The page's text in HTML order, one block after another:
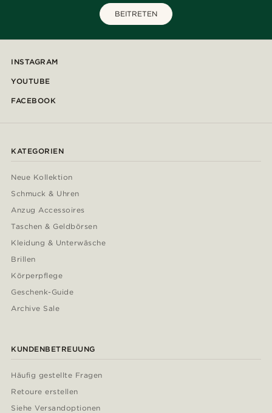
BEITRETEN
INSTAGRAM
YOUTUBE
FACEBOOK
KATEGORIEN
Neue Kollektion
Schmuck & Uhren
Anzug Accessoires
Taschen & Geldbörsen
Kleidung & Unterwäsche
Brillen
Körperpflege
Geschenk-Guide
Archive Sale
KUNDENBETREUUNG
Häufig gestellte Fragen
Retoure erstellen
Siehe Versandoptionen